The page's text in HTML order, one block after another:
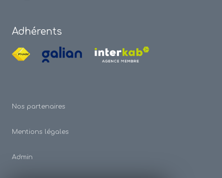
Adhérents
Nos partenaires
Mentions légales
Admin